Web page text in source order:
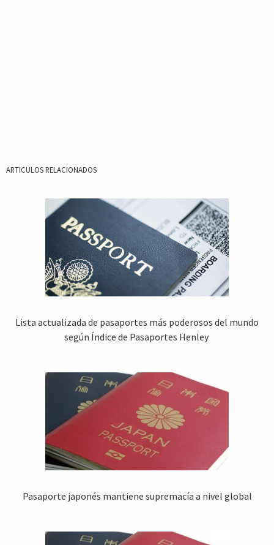
ARTICULOS RELACIONADOS
Lista actualizada de pasaportes más poderosos del mundo
según Índice de Pasaportes Henley
Pasaporte japonés mantiene supremacía a nivel global